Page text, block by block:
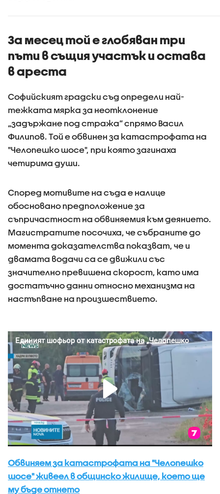
За месец той е глобяван три
пъти в същия участък и остава
в ареста
Софийският градски съд определи най-
тежката мярка за неотклонение
„задържане под стража” спрямо Васил
Филипов. Tой е обвинен за катастрофата на
"Челопешко шосе", при която загинаха
четирима души.
Според мотивите на съда е налице
обосновано предположение за
съпричастност на обвиняемия към деянието.
Магистратите посочиха, че събраните до
момента доказателства показват, че и
двамата водачи са се движили със
значително превишена скорост, като има
достатъчно данни относно механизма на
настъпване на произшествието.
Обвиняем за катастрофата на "Челопешко
шосе" живеел в общинско жилище, което ще
му бъде отнето